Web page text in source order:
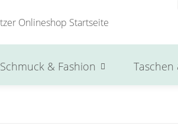
Schmuck & Fashion Taschen